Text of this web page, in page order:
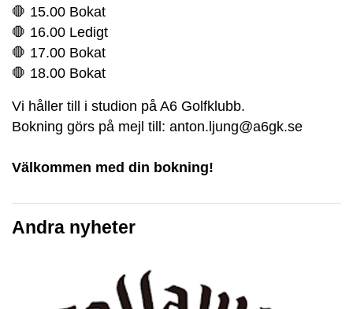
🛑 15.00 Bokat
🛑 16.00 Ledigt
🛑 17.00 Bokat
🛑 18.00 Bokat
Vi håller till i studion på A6 Golfklubb.
Bokning görs på mejl till: anton.ljung@a6gk.se
Välkommen med din bokning!
Andra nyheter